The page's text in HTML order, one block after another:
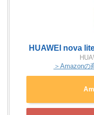
HUAWEI nova
＞Amazonの